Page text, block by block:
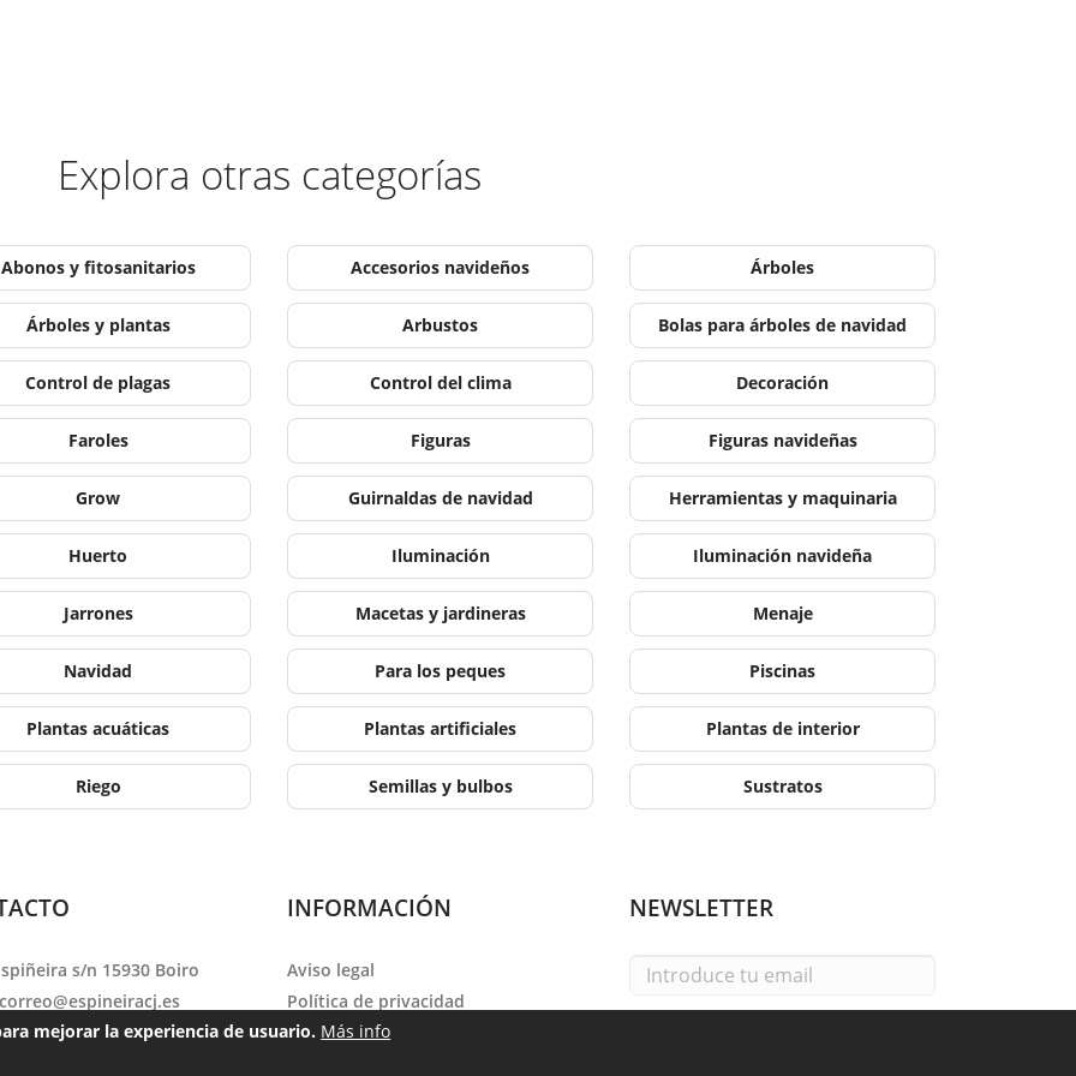
Explora otras categorías
Abonos y fitosanitarios Accesorios navideños Árboles
Árboles y plantas Arbustos Bolas para árboles de navidad
Control de plagas Control del clima Decoración
Faroles Figuras Figuras navideñas
Grow Guirnaldas de navidad Herramientas y maquinaria
Huerto Iluminación Iluminación navideña
Jarrones Macetas y jardineras Menaje
Navidad Para los peques Piscinas
Plantas acuáticas Plantas artificiales Plantas de interior
Riego Semillas y bulbos Sustratos
s/n 15930 Boiro
correo@espineiracj.es
981 842 624
INFORMACIÓN
Aviso legal
Política de privacidad
Política de cookies
NEWSLETTER
Email
mejorar la experiencia de usuario. Más info